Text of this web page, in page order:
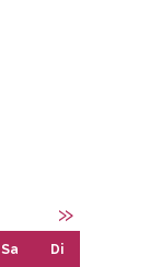
»
Sa Di